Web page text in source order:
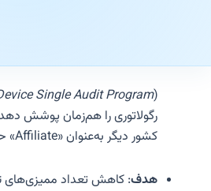
Single Audit Program) برنامه‌ای است که اجازه می‌دهد یک
رگولاتوری را هم‌زمان پوشش
کشور دیگر به‌عنوان «Affiliate» حضور دارند.
هدف: کاهش تعداد ممیزی‌های